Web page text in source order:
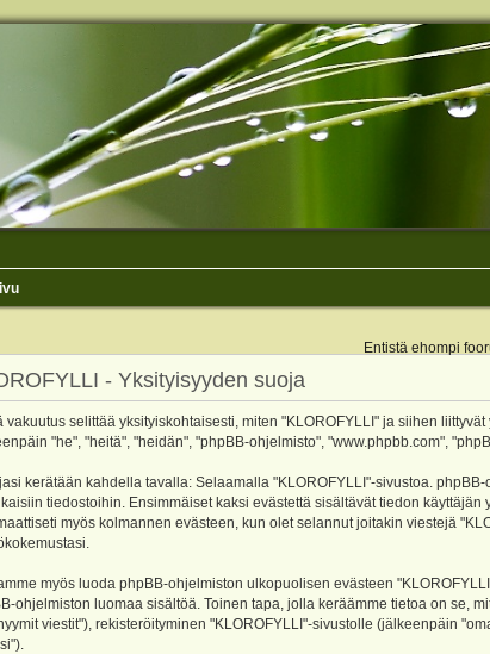
Entistä ehompi
- Yksityisyyden suoja
vakuutus selittää yksityiskohtaisesti, miten "KLOROFYLLI" ja siihen
"he", "heitä", "heidän", "phpBB-ohjelmisto", "www.phpbb.com",
kerätään kahdella tavalla: Selaamalla "KLOROFYLLI"-sivustoa.
tiedostoihin. Ensimmäiset kaksi evästettä sisältävät tiedon
myös kolmannen evästeen, kun olet selannut joitakin viestejä
myös luoda phpBB-ohjelmiston ulkopuolisen evästeen
ohjelmiston luomaa sisältöä. Toinen tapa, jolla keräämme tietoa on se,
viestit"), rekisteröityminen "KLOROFYLLI"-sivustolle (jälkeenpäin